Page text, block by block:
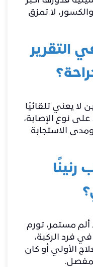
لا تمزق
التقرير
لا يعني تلقائيًا
على نوع الإصابة،
الاستجابة
مستمر، تورم
في فرد الركبة،
الأولي أو كان